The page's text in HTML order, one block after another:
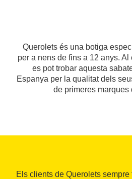
Querolets és una botiga
per a nens de fins a 12 anys. Al
es pot trobar aquesta
Espanya per la qualitat dels
de primeres marques
Els clients de Querolets